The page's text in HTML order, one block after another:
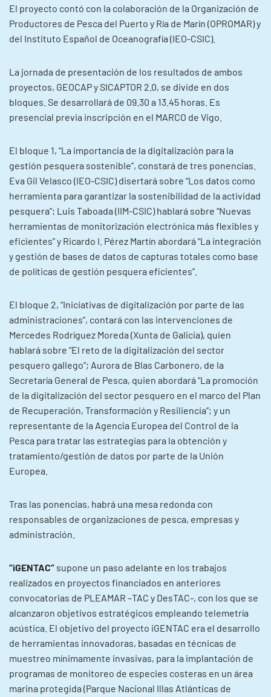
El proyecto contó con la colaboración de la Organización de
Productores de Pesca del Puerto y Ría de Marín (OPROMAR) y
del Instituto Español de Oceanografía (IEO-CSIC).
La jornada de presentación de los resultados de ambos
proyectos, GEOCAP y SICAPTOR 2.0, se divide en dos
bloques. Se desarrollará de 09.30 a 13.45 horas. Es
presencial previa inscripción en el MARCO de Vigo.
El bloque 1, “La importancia de la digitalización para la
gestión pesquera sostenible”, constará de tres ponencias.
Eva Gil Velasco (IEO-CSIC) disertará sobre “Los datos como
herramienta para garantizar la sostenibilidad de la actividad
pesquera”; Luis Taboada (IIM-CSIC) hablará sobre “Nuevas
herramientas de monitorización electrónica más flexibles y
eficientes” y Ricardo I. Pérez Martín abordará “La integración
y gestión de bases de datos de capturas totales como base
de políticas de gestión pesquera eficientes”.
El bloque 2, “Iniciativas de digitalización por parte de las
administraciones”, contará con las intervenciones de
Mercedes Rodríguez Moreda (Xunta de Galicia), quien
hablará sobre “El reto de la digitalización del sector
pesquero gallego”; Aurora de Blas Carbonero, de la
Secretaría General de Pesca, quien abordará “La promoción
de la digitalización del sector pesquero en el marco del Plan
de Recuperación, Transformación y Resiliencia”; y un
representante de la Agencia Europea del Control de la
Pesca para tratar las estrategias para la obtención y
tratamiento/gestión de datos por parte de la Unión
Europea.
Tras las ponencias, habrá una mesa redonda con
responsables de organizaciones de pesca, empresas y
administración.
“iGENTAC” supone un paso adelante en los trabajos
realizados en proyectos financiados en anteriores
convocatorias de PLEAMAR –TAC y DesTAC-, con los que se
alcanzaron objetivos estratégicos empleando telemetría
acústica. El objetivo del proyecto iGENTAC era el desarrollo
de herramientas innovadoras, basadas en técnicas de
muestreo mínimamente invasivas, para la implantación de
programas de monitoreo de especies costeras en un área
marina protegida (Parque Nacional Illas Atlánticas de